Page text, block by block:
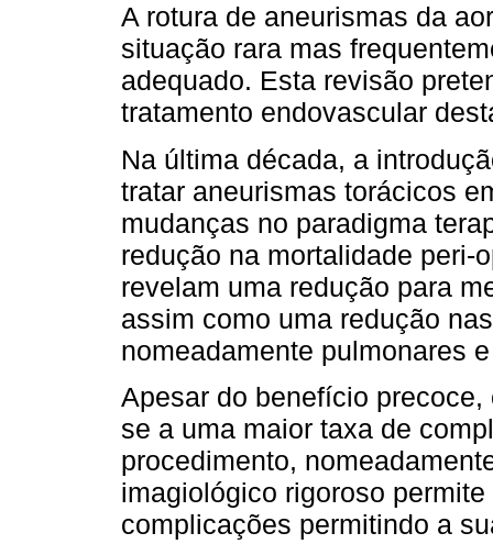
A rotura de aneurismas da
situação rara mas
adequado. Esta revisão
tratamento endovascular
Na última década, a
tratar aneurismas torácicos
mudanças no paradigma
redução na mortalidade peri-
revelam uma redução para
assim como uma redução
nomeadamente pulmonares
Apesar do benefício
se a uma maior taxa de
procedimento,
imagiológico rigoroso
complicações permitindo a